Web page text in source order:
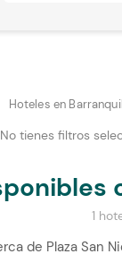
Hoteles en
No tienes filtros
1
de Plaza San